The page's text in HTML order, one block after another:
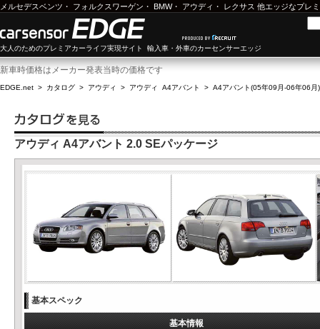
メルセデスベンツ ・ フォルクスワーゲン ・ BMW・ アウディ ・ レクサス 他エッジなプレ
大人のためのプレミアカーライフ実現サイト 輸入車・外車のカーセンサーエッジ
新車時価格はメーカー発表当時の価格です
EDGE.net > カタログ > アウディ > アウディ A4アバント > A4アバント(05年09月-06年06月)
アウディ A4アバント 2.0 SEパッケージ
基本スペック
基本情報